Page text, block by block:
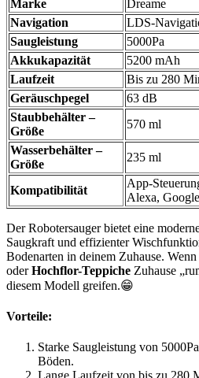
Marke
Dreame
Navigation
LDS-
Saugleistung
5000Pa
Akkukapazität
5200 mAh
Laufzeit
Bis zu 280
Geräuschpegel
63 dB
Staubbehälter –
Größe
570 ml
Wasserbehälter –
Größe
235 ml
Kompatibilität
App-
Alexa,
Der Robotersauger bietet eine
Saugkraft und effizienter
Bodenarten in deinem Zuhause.
oderHochflor-Teppiche Zuhause
diesem Modell greifen.😁
Vorteile:
Starke Saugleistung von
Böden.